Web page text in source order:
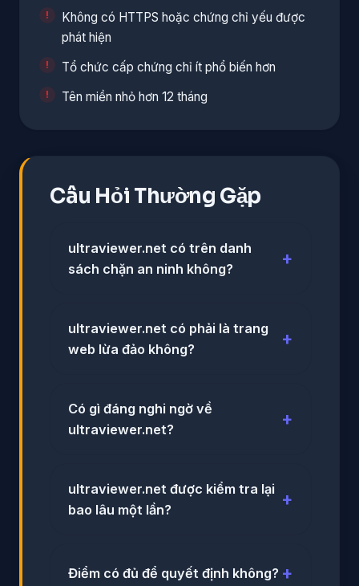
Không có HTTPS hoặc chứng chỉ yếu được
phát hiện
Tổ chức cấp chứng chỉ ít phổ biến hơn
Tên miền nhỏ hơn 12 tháng
Câu Hỏi Thường Gặp
ultraviewer.net có trên danh
sách chặn an ninh không?
ultraviewer.net có phải là trang
web lừa đảo không?
Có gì đáng nghi ngờ về
ultraviewer.net?
ultraviewer.net được kiểm tra lại
bao lâu một lần?
Điểm có đủ để quyết định không?